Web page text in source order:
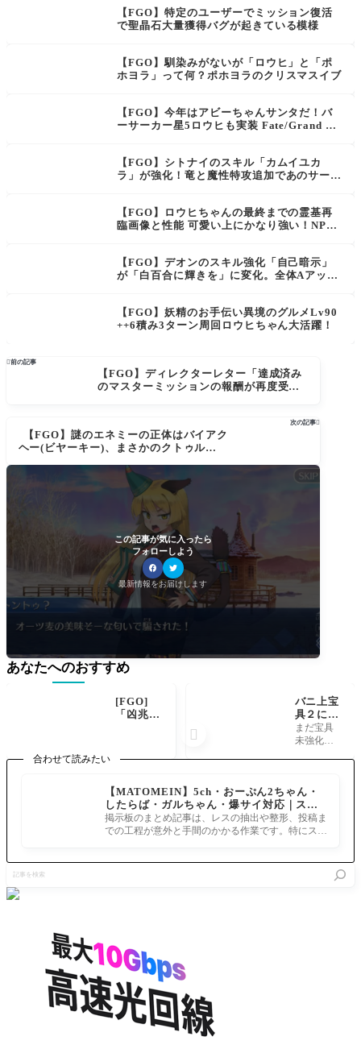
【FGO】特定のユーザーでミッション復活
で聖晶石大量獲得バグが起きている模様
【FGO】馴染みがないが「ロウヒ」と「ポ
ホヨラ」って何？ポホヨラのクリスマスイブ
【FGO】今年はアビーちゃんサンタだ！バ
ーサーカー星5ロウヒも実装 Fate/Grand Or
【FGO】シトナイのスキル「カムイユカ
ラ」が強化！竜と魔性特攻追加であのサーヴ
【FGO】ロウヒちゃんの最終までの霊基再
臨画像と性能 可愛い上にかなり強い！NP80
【FGO】デオンのスキル強化「自己暗示」
が「白百合に輝きを」に変化。全体Aアップ
【FGO】妖精のお手伝い異境のグルメLv90
++6積み3ターン周回ロウヒちゃん大活躍！
前の記事
【FGO】ディレクターレター「達成済み
のマスターミッションの報酬が再度受け
収、悪質な行為にはアカウントBANも検
討
次の記事
【FGO】謎のエネミーの正体はバイアク
ヘー(ビヤーキー)、まさかのクトゥルフで
この記事が気に入ったら
フォローしよう
最新情報をお届けします
合わせて読みたい
【MATOMEIN】5ch・おーぷん2ちゃん・
したらば・ガルちゃん・爆サイ対応｜スマ
ホでまとめ記事を作れるアプリ FGOのまと
め記事ができるまで
掲示板のまとめ記事は、レスの抽出や整形、投稿ま
での工程が意外と手間のかかる作業です。特にスマ
を
検
あなたへのおすすめ
[FGO]
「凶兆」
た犯人っ
て判明し
たんだっ
け？シル
い
バニ上宝
具２にな
ったから
気になる
どれくら
いなんだ
[FGO水
着PU2召
ア・ペン
まだ宝具
未強化で
Grand Orde
r考察・雑
談スレ 第3
903の聖杯
(木) 11:52:5
0 ID:ZHwI
